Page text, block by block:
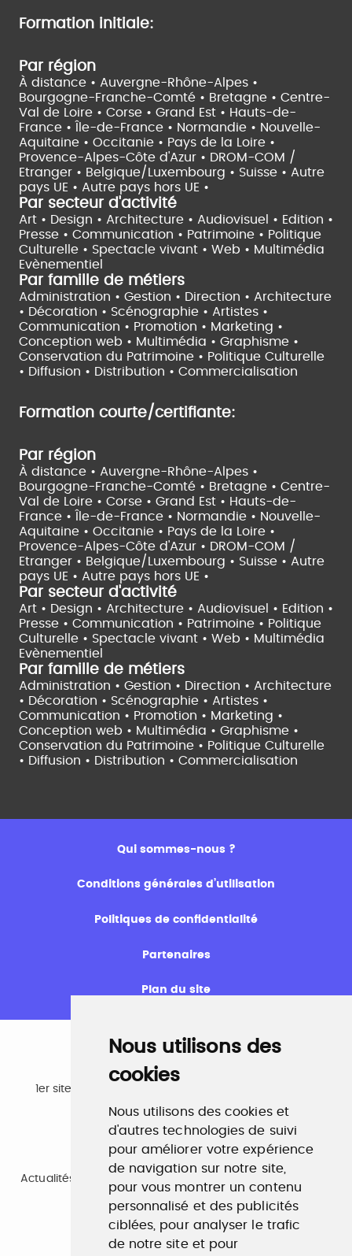
Nous utilisons des
cookies
Nous utilisons des cookies et
d'autres technologies de suivi
pour améliorer votre expérience
de navigation sur notre site,
pour vous montrer un contenu
personnalisé et des publicités
ciblées, pour analyser le trafic
de notre site et pour
Formation initiale:
Par région
À distance • Auvergne-Rhône-Alpes •
Bourgogne-Franche-Comté • Bretagne • Centre-
Val de Loire • Corse • Grand Est • Hauts-de-
France •
Île-de-France • Normandie • Nouvelle-
Aquitaine • Occitanie • Pays de la Loire •
Provence-Alpes-Côte d'Azur • DROM-COM /
Etranger • Belgique/Luxembourg • Suisse • Autre
pays UE • Autre pays hors UE •
Par secteur d'activité
Art • Design • Architecture • Audiovisuel • Edition •
Presse • Communication • Patrimoine • Politique
Culturelle • Spectacle vivant • Web • Multimédia
Evènementiel
Par famille de métiers
Administration • Gestion • Direction • Architecture
• Décoration • Scénographie • Artistes •
Communication • Promotion • Marketing •
Conception web • Multimédia • Graphisme •
Conservation du Patrimoine • Politique Culturelle
• Diffusion • Distribution • Commercialisation
Formation courte/certifiante:
Par région
À distance • Auvergne-Rhône-Alpes •
Bourgogne-Franche-Comté • Bretagne • Centre-
Val de Loire • Corse • Grand Est • Hauts-de-
France •
Île-de-France • Normandie • Nouvelle-
Aquitaine • Occitanie • Pays de la Loire •
Provence-Alpes-Côte d'Azur • DROM-COM /
Etranger • Belgique/Luxembourg • Suisse • Autre
pays UE • Autre pays hors UE •
Par secteur d'activité
Art • Design • Architecture • Audiovisuel • Edition •
Presse • Communication • Patrimoine • Politique
Culturelle • Spectacle vivant • Web • Multimédia
Evènementiel
Par famille de métiers
Administration • Gestion • Direction • Architecture
• Décoration • Scénographie • Artistes •
Communication • Promotion • Marketing •
Conception web • Multimédia • Graphisme •
Conservation du Patrimoine • Politique Culturelle
• Diffusion • Distribution • Commercialisation
Qui sommes-nous ?
Conditions générales d’utilisation
Politiques de confidentialité
Partenaires
Plan du site
Emploi
1er site emploi du secteur culturel 784.000 visites et
www.profilculture.com
Formation
Actualités, guide et annuaire des formations aux métiers
de la culture.
www.profilculture-formation.com